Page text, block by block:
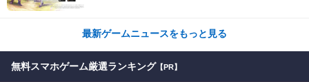
最新ゲームニュースをもっと見る
無料スマホゲーム厳選ランキング 【PR】